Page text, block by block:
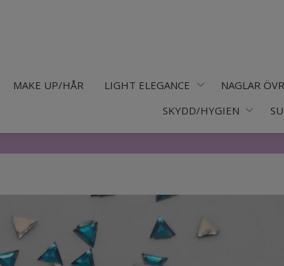
MAKE UP/HÅR LIGHT ELEGANCE NAGLAR
SKYDD/HYGIEN